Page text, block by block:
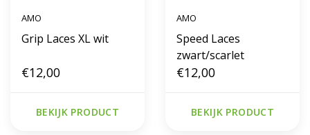
AMO
Grip Laces XL wit
€12,00
BEKIJK PRODUCT
AMO
Speed Laces
zwart/scarlet
€12,00
BEKIJK PRODUCT